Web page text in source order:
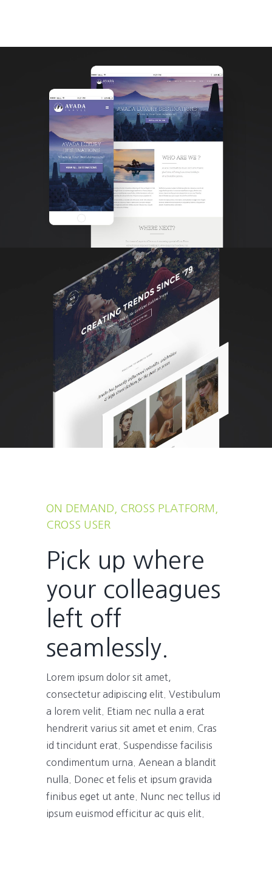
ON DEMAND, CROSS PLATFORM,
CROSS USER
Pick up where
your colleagues
left off
seamlessly.
Lorem ipsum dolor sit amet,
consectetur adipiscing elit. Vestibulum
a lorem velit. Etiam nec nulla a erat
hendrerit varius sit amet et enim. Cras
id tincidunt erat. Suspendisse facilisis
condimentum urna. Aenean a blandit
nulla. Donec et felis et ipsum gravida
finibus eget ut ante. Nunc nec tellus id
ipsum euismod efficitur ac quis elit.